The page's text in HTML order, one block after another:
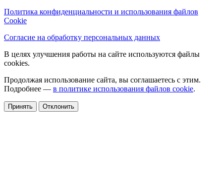
Политика конфиденциальности и использования файлов
Cookie
Согласие на обработку персональных данных
В целях улучшения работы на сайте используются файлы
cookies.
Продолжая использование сайта, вы соглашаетесь с этим.
Подробнее — в политике использования файлов cookie.
Принять Отклонить